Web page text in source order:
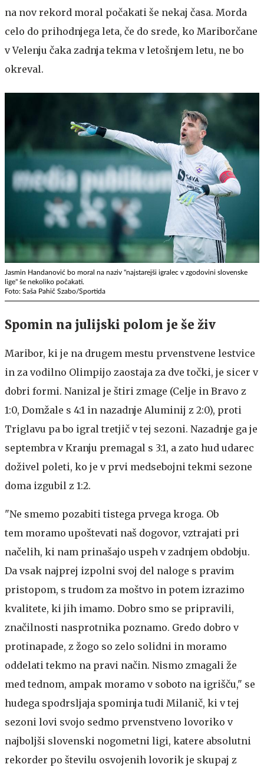
na nov rekord moral počakati še nekaj časa. Morda
celo do prihodnjega leta, če do srede, ko Mariborčane
v Velenju čaka zadnja tekma v letošnjem letu, ne bo
okreval.
Jasmin Handanović bo moral na naziv "najstarejši igralec v zgodovini slovenske
lige" še nekoliko počakati.
Foto: Saša Pahič Szabo/Sportida
Spomin na julijski polom je še živ
Maribor, ki je na drugem mestu prvenstvene lestvice
in za vodilno Olimpijo zaostaja za dve točki, je sicer v
dobri formi. Nanizal je štiri zmage (Celje in Bravo z
1:0, Domžale s 4:1 in nazadnje Aluminij z 2:0), proti
Triglavu pa bo igral tretjič v tej sezoni. Nazadnje ga je
septembra v Kranju premagal s 3:1, a zato hud udarec
doživel poleti, ko je v prvi medsebojni tekmi sezone
doma izgubil z 1:2.
"Ne smemo pozabiti tistega prvega kroga. Ob
tem moramo upoštevati naš dogovor, vztrajati pri
načelih, ki nam prinašajo uspeh v zadnjem obdobju.
Da vsak najprej izpolni svoj del naloge s pravim
pristopom, s trudom za moštvo in potem izrazimo
kvalitete, ki jih imamo. Dobro smo se pripravili,
značilnosti nasprotnika poznamo. Gredo dobro v
protinapade, z žogo so zelo solidni in moramo
oddelati tekmo na pravi način. Nismo zmagali že
med tednom, ampak moramo v soboto na igrišču," se
hudega spodrsljaja spominja tudi Milanič, ki v tej
sezoni lovi svojo sedmo prvenstveno lovoriko v
najboljši slovenski nogometni ligi, katere absolutni
rekorder po številu osvojenih lovorik je skupaj z